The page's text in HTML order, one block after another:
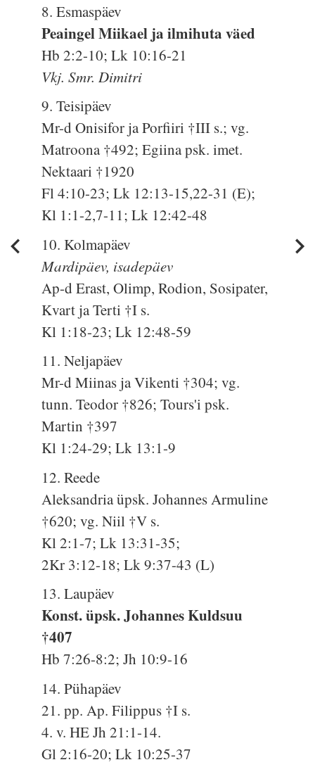
8. Esmaspäev
Peaingel Miikael ja ilmihuta väed
Hb 2:2-10; Lk 10:16-21
Vkj. Smr. Dimitri
9. Teisipäev
Mr-d Onisifor ja Porfiiri †III s.; vg.
Matroona †492; Egiina psk. imet.
Nektaari †1920
Fl 4:10-23; Lk 12:13-15,22-31 (E);
Kl 1:1-2,7-11; Lk 12:42-48
10. Kolmapäev
Mardipäev, isadepäev
Ap-d Erast, Olimp, Rodion, Sosipater,
Kvart ja Terti †I s.
Kl 1:18-23; Lk 12:48-59
11. Neljapäev
Mr-d Miinas ja Vikenti †304; vg.
tunn. Teodor †826; Tours'i psk.
Martin †397
Kl 1:24-29; Lk 13:1-9
12. Reede
Aleksandria üpsk. Johannes Armuline
†620; vg. Niil †V s.
Kl 2:1-7; Lk 13:31-35;
2Kr 3:12-18; Lk 9:37-43 (L)
13. Laupäev
Konst. üpsk. Johannes Kuldsuu
†407
Hb 7:26-8:2; Jh 10:9-16
14. Pühapäev
21. pp. Ap. Filippus †I s.
4. v. HE Jh 21:1-14.
Gl 2:16-20; Lk 10:25-37